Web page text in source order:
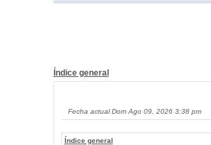
Índice general
Fecha actual Dom Ago 09, 2026 3:38 pm
Índice general